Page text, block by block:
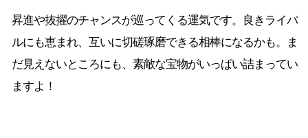
昇進や抜擢のチャンスが巡ってくる運気です。良きライバ
ルにも恵まれ、互いに切磋琢磨できる相棒になるかも。ま
だ見えないところにも、素敵な宝物がいっぱい詰まってい
ますよ！